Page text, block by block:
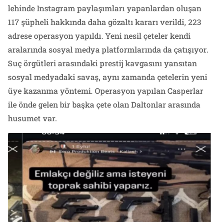
lehinde Instagram paylaşımları yapanlardan oluşan
117 şüpheli hakkında daha gözaltı kararı verildi, 223
adrese operasyon yapıldı. Yeni nesil çeteler kendi
aralarında sosyal medya platformlarında da çatışıyor.
Suç örgütleri arasındaki prestij kavgasını yansıtan
sosyal medyadaki savaş, aynı zamanda çetelerin yeni
üye kazanma yöntemi. Operasyon yapılan Casperlar
ile önde gelen bir başka çete olan Daltonlar arasında
husumet var.